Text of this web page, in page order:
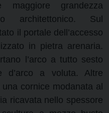
grandezza
architettonico. Sul
il portale dell’accesso
in pietra arenaria.
l’arco a tutto sesto
d’arco a voluta. Altre
cornice modanata al
ricavata nello spessore